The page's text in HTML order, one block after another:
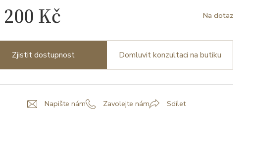
Kč Na dotaz
Zjistit dostupnost Domluvit konzultaci na butiku
Napište nám Zavolejte nám Sdílet